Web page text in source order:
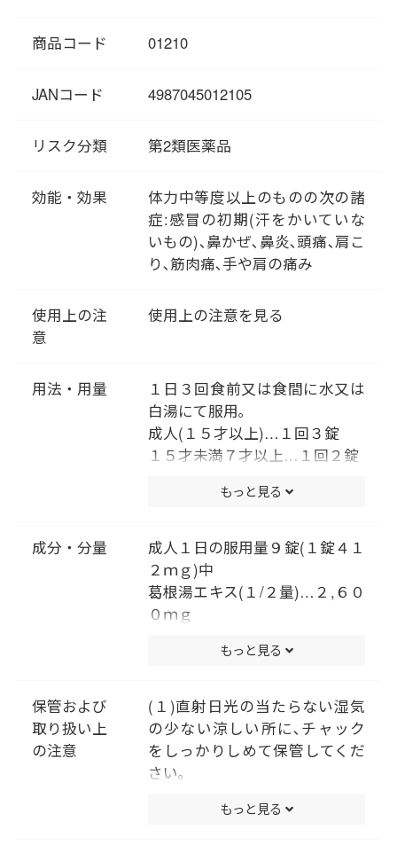
「葛根湯」は「風寒のかぜ」
ことで対処します。「傷寒論」
で「風があたると寒気がして」
「首や肩がこわばる」時に飲む
な」と思ったときに、すぐ服用
できるよう、葛根湯を常備して
おくといいですね。
商品コード 01210
JANコード 4987045012105
リスク分類 第2類医薬品
効能・効果
体力中等度以上のものの次の諸
症:感冒の初期(汗をかいていな
いもの)､鼻かぜ､鼻炎､頭痛､肩こ
り､筋肉痛､手や肩の痛み
使用上の注
意
使用上の注意を見る
用法・用量
１日３回食前又は食間に水又は
白湯にて服用｡
成人(１５才以上)…１回３錠
１５才未満７才以上…１回２錠
（用法・用量に関連する注意）
護者の指導監督のもとに服用さ
せてください。
もっと見る
成分・分量
成人１日の服用量９錠(１錠４１
２ｍｇ)中
葛根湯エキス(１/２量)…２,６０
０ｍｇ
ソウ各２.０ｇ､ケイヒ･シャクヤ
ショウキョウ０.５ｇより抽
出。〕
添加物として､ヒドロキシプロピ
ルセルロース､タルク､二酸化ケ
ポビドン､ステアリン酸Ｍｇ､ポ
もっと見る
保管および
取り扱い上
の注意
(１)直射日光の当たらない湿気
の少ない涼しい所に､チャック
をしっかりしめて保管してくだ
さい｡
管してください｡
もっと見る